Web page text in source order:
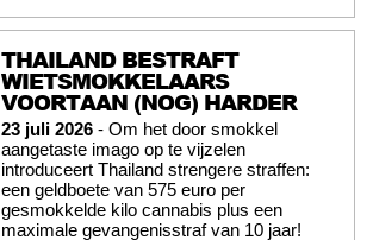
THAILAND BESTRAFT
WIETSMOKKELAARS
VOORTAAN (NOG) HARDER
23 juli 2026 - Om het door smokkel
aangetaste imago op te vijzelen
introduceert Thailand strengere straffen:
een geldboete van 575 euro per
gesmokkelde kilo cannabis plus een
maximale gevangenisstraf van 10 jaar!